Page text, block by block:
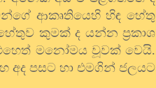
ආකෘතියෙහි හිඳ හේතු
කුමක් ද යන්න ප්‍රකාශ
මනෝමය වූවක් වෙයි.
අද පසට හා එමගින් ජලයට